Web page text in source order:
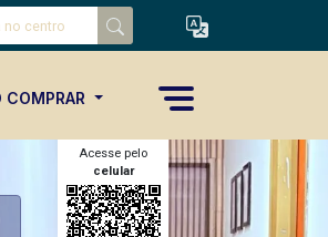
COMPRAR
Acesse pelo
celular